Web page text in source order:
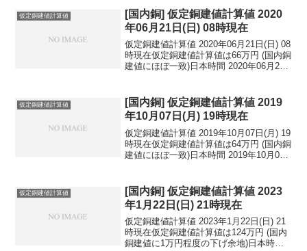
民元：1...
仮定銅建値計算値
[国内銅] 仮定銅建値計算値 2020
年06月21日(日) 08時現在
仮定銅建値計算値 2020年06月21日(日) 08
時現在仮定銅建値計算値は66万円 (国内銅
建値にほぼ一致)日本時間 2020年06月21
円...
仮定銅建値計算値
[国内銅] 仮定銅建値計算値 2019
年10月07日(月) 19時現在
仮定銅建値計算値 2019年10月07日(月) 19
時現在仮定銅建値計算値は64万円 (国内銅
建値にほぼ一致)日本時間 2019年10月07
円...
仮定銅建値計算値
[国内銅] 仮定銅建値計算値 2023
年1月22日(日) 21時現在
仮定銅建値計算値 2023年1月22日(日) 21
時現在仮定銅建値計算値は124万円 (国内
銅建値に1万円程度の下げ余地)日本時間